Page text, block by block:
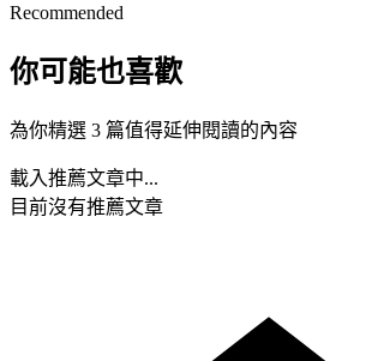
Recommended
你可能也喜歡
為你精選 3 篇值得延伸閱讀的內容
載入推薦文章中...
目前沒有推薦文章